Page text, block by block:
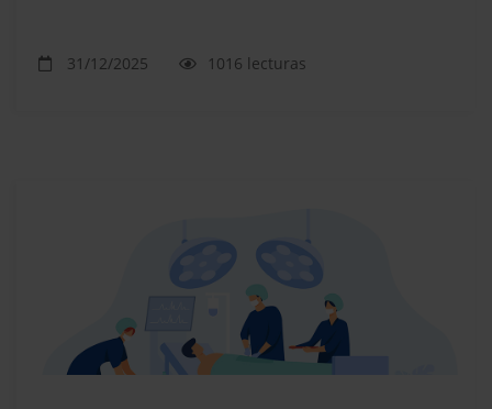
31/12/2025 1016 lecturas